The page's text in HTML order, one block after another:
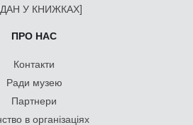
У КНИЖКАХ]
ПРО НАС
Контакти
Ради музею
Партнери
в організаціях